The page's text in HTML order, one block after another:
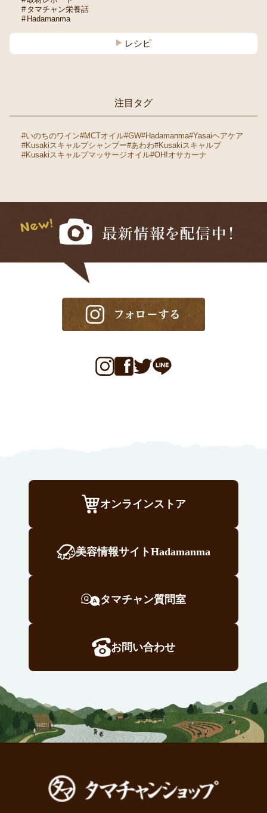
タマチャン栄養話
Hadamanma
レシピ
注目タグ
#いのちのワイン#MCTオイル#GW#Hadamanma#Yasaiヘアケア
#Kusakiスキャルプシャンプー#あわわ#Kusakiスキャルプ
#Kusakiスキャルプマッサージオイル#OH!オサカーナ
オンラインストア
美容情報サイトHadamanma
タマチャン質問室
お問い合わせ